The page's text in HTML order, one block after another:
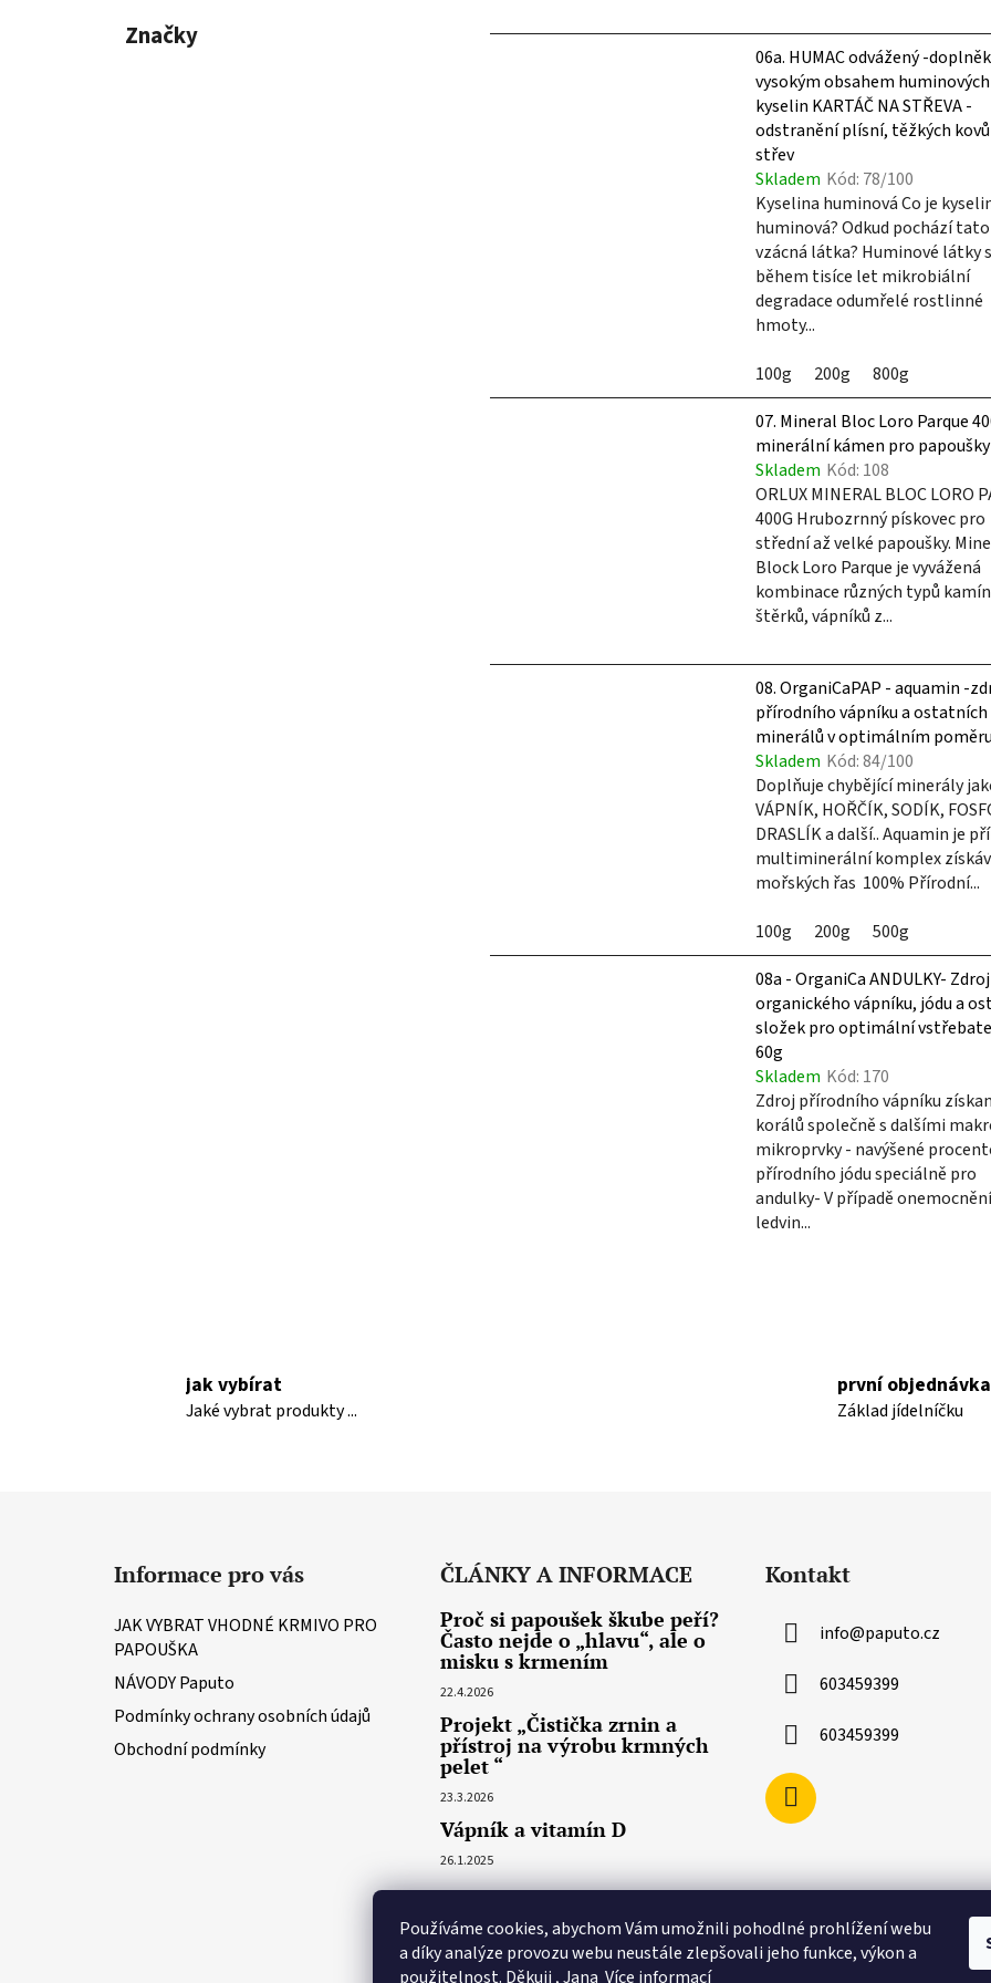
Používáme cookies, abychom Vám umožnili pohodlné prohlížení webu
a díky analýze provozu webu neustále zlepšovali jeho funkce, výkon a
použitelnost. Děkuji , Jana Více informací
Značky
06a. HUMAC odvážený -
vysokým obsahem huminových
kyselin KARTÁČ NA STŘEVA -
odstranění plísní, těžkých
střev
Skladem Kód: 78/100
Kyselina huminová Co je
huminová? Odkud pochází tato
vzácná látka? Huminové látky
během tisíce let mikrobiální
degradace odumřelé rostlinné
hmoty...
100g
200g 800g
07. Mineral Bloc Loro Parque
minerální kámen pro papoušky
Skladem Kód: 108
ORLUX MINERAL BLOC LORO
400G Hrubozrnný pískovec pro
střední až velké papoušky.
Block Loro Parque je vyvážená
kombinace různých typů
štěrků, vápníků z...
08. OrganiCaPAP - aquamin -
přírodního vápníku a ostatních
minerálů v optimálním
Skladem Kód:84/100
Doplňuje chybějící minerály
VÁPNÍK, HOŘČÍK, SODÍK,
DRASLÍK a další.. Aquamin je
multiminerální komplex
mořských řas 100% Přírodní...
100g
200g 500g
08a - OrganiCa ANDULKY- Zdroj
organického vápníku, jódu a
složek pro optimální
60g
Skladem Kód: 170
Zdroj přírodního vápníku
korálů společně s dalšími
mikroprvky - navýšené
přírodního jódu speciálně pro
andulky- V případě onemocnění
ledvin...
d
a
ý
jak vybírat
Jaké vybrat produkty ...
první objednávka
Základ jídelníčku
Informace pro vás
JAK VYBRAT VHODNÉ KRMIVO PRO
PAPOUŠKA
NÁVODY Paputo
Podmínky ochrany osobních údajů
Obchodní podmínky
ČLÁNKY A INFORMACE
Proč si papoušek škube peří?
Často nejde o „hlavu“, ale o
misku s krmením
22.4.2026
Projekt „Čistička zrnin a
přístroj na výrobu krmných
pelet “
23.3.2026
Vápník a vitamín D
26.1.2025
Kontakt
info@paputo.cz
603459399
603459399